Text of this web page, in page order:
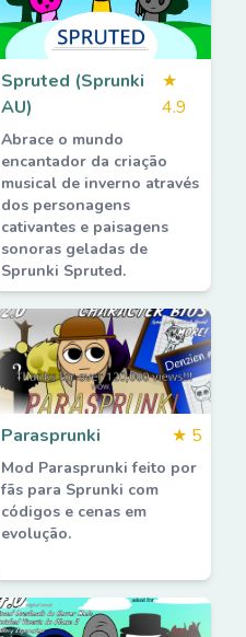
Spruted (Sprunki
AU)
★
4.9
Abrace o mundo
encantador da criação
musical de inverno através
dos personagens
cativantes e paisagens
sonoras geladas de
Sprunki Spruted.
Parasprunki ★ 5
Mod Parasprunki feito por
fãs para Sprunki com
códigos e cenas em
evolução.